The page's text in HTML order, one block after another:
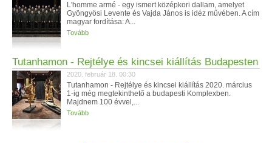
L'homme armé - egy ismert középkori dallam, amelyet
Gyöngyösi Levente és Vajda János is idéz művében. A cím
magyar fordítása: A...
Tovább
Tutanhamon - Rejtélye és kincsei kiállítás Budapesten
2020. február 18. 00:30
Tutanhamon - Rejtélye és kincsei kiállítás 2020. március
1-ig még megtekinthető a budapesti Komplexben.
Majdnem 100 évvel,...
Tovább